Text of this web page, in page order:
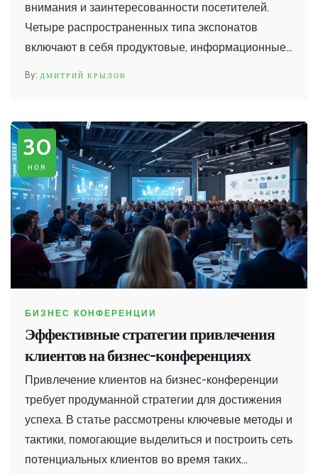
внимания и заинтересованности посетителей.
Четыре распространенных типа экспонатов
включают в себя продуктовые, информационные,
рассматриваются особенности и преимущества
каждого типа экспонатов.
ДМИТРИЙ КРЫЛОВ
30
ноя
БИЗНЕС КОНФЕРЕНЦИИ
Эффективные стратегии привлечения
клиентов на бизнес-конференциях
Привлечение клиентов на бизнес-конференции
требует продуманной стратегии для достижения
успеха. В статье рассмотрены ключевые методы и
тактики, помогающие выделиться и построить сеть
потенциальных клиентов во время таких